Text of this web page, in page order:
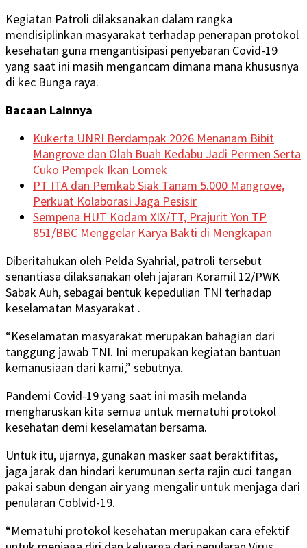
Kegiatan Patroli dilaksanakan dalam rangka
mendisiplinkan masyarakat terhadap penerapan protokol
kesehatan guna mengantisipasi penyebaran Covid-19
yang saat ini masih mengancam dimana mana khususnya
di kec Bunga raya.
Bacaan Lainnya
Kukerta UNRI Berdampak 2026 Menanam Bibit
Mangrove dan Olah Buah Kedabu Jadi Permen Serta
Cuko Pempek Ikan Lomek
PT ITA dan Pemkab Siak Tanam 5.000 Mangrove,
Perkuat Kolaborasi Jaga Pesisir
Sempena HUT Kodam XIX/TT, Prajurit Yon TP
851/BBC Menggelar Karya Bakti di Mengkapan
Diberitahukan oleh Pelda Syahrial, patroli tersebut
senantiasa dilaksanakan oleh jajaran Koramil 12/PWK
Sabak Auh, sebagai bentuk kepedulian TNI terhadap
keselamatan Masyarakat .
“Keselamatan masyarakat merupakan bahagian dari
tanggung jawab TNI. Ini merupakan kegiatan bantuan
kemanusiaan dari kami,” sebutnya.
Pandemi Covid-19 yang saat ini masih melanda
mengharuskan kita semua untuk mematuhi protokol
kesehatan demi keselamatan bersama.
Untuk itu, ujarnya, gunakan masker saat beraktifitas,
jaga jarak dan hindari kerumunan serta rajin cuci tangan
pakai sabun dengan air yang mengalir untuk menjaga dari
penularan Coblvid-19.
“Mematuhi protokol kesehatan merupakan cara efektif